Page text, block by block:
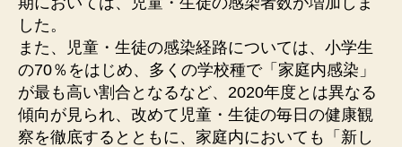
した。
また、児童・⽣徒の感染経路については、⼩学⽣
の70％をはじめ、多くの学校種で「家庭内感染」
が最も⾼い割合となるなど、2020年度とは異なる
傾向が⾒られ、改めて児童・⽣徒の毎⽇の健康観
察を徹底するとともに、家庭内においても「新し